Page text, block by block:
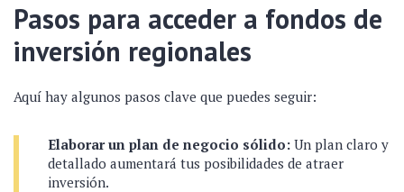
Pasos para acceder a fondos de
inversión regionales
Aquí hay algunos pasos clave que puedes seguir:
Elaborar un plan de negocio sólido: Un plan claro y
detallado aumentará tus posibilidades de atraer
inversión.